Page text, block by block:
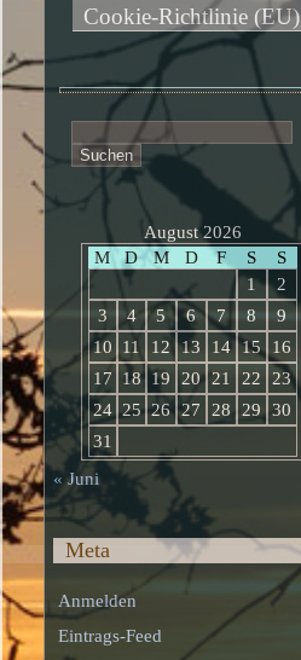
Cookie-Richtlinie (EU)
nach:
August 2026
M
D M D F S
S
1
2
3
4 5 6 7 8
9
10
11 12 13 14 15
16
17
18 19 20 21 22
23
24 25 26 27 28 29
30
31
« Juni
Meta
Anmelden
Eintrags-Feed